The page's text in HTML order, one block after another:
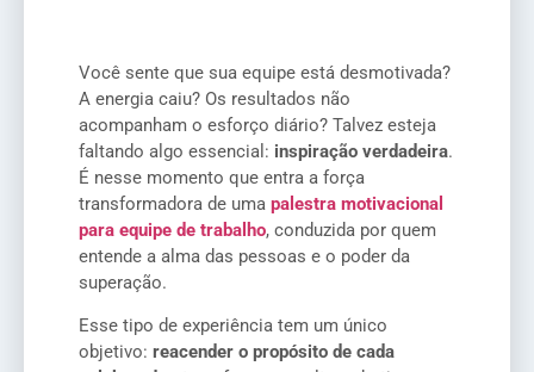
Você sente que sua equipe está desmotivada?
A energia caiu? Os resultados não
acompanham o esforço diário? Talvez esteja
faltando algo essencial: inspiração verdadeira.
É nesse momento que entra a força
transformadora de uma palestra motivacional
para equipe de trabalho, conduzida por quem
entende a alma das pessoas e o poder da
superação.
Esse tipo de experiência tem um único
objetivo: reacender o propósito de cada